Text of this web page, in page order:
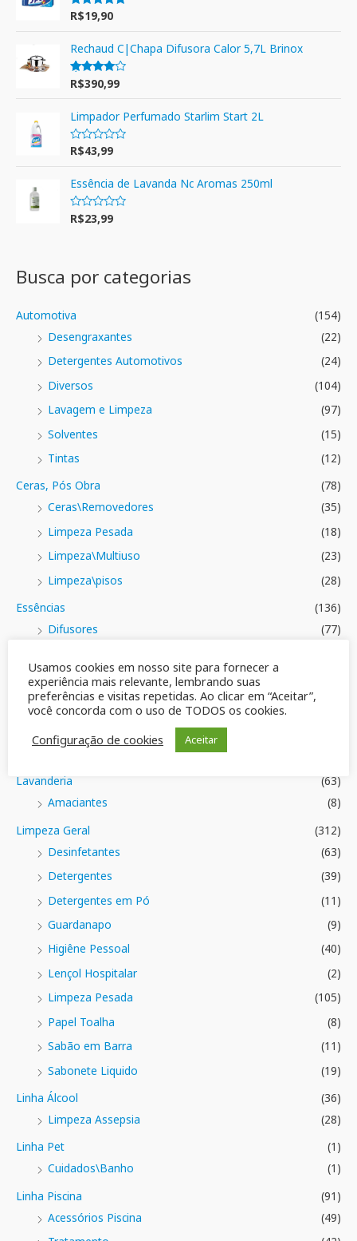
Avaliação
de 5
R$19,90
Rechaud C|Chapa Difusora Calor 5,7L Brinox
Avaliação
4.00
de 5
R$390,99
Limpador Perfumado Starlim Start 2L
A
l
i
a
ã
5
R$43,99
Essência de Lavanda Nc Aromas 250ml
A
ç
ã
d
5
R$23,99
Busca por categorias
Automotiva
(154)
Desengraxantes
(22)
Detergentes Automotivos
(24)
Diversos
(104)
Lavagem e Limpeza
(97)
Solventes
(15)
Tintas
(12)
Ceras, Pós Obra
(78)
Ceras\Removedores
(35)
Limpeza Pesada
(18)
Limpeza\Multiuso
(23)
Limpeza\pisos
(28)
Essências
(136)
Difusores
(77)
Frascos
Tampas e Válvulas
Lavanderia
(63)
Amaciantes
(8)
Limpeza Geral
(312)
Desinfetantes
(63)
Detergentes
(39)
Detergentes em Pó
(11)
Guardanapo
(9)
Higiêne Pessoal
(40)
Lençol Hospitalar
(2)
Limpeza Pesada
(105)
Papel Toalha
(8)
Sabão em Barra
(11)
Sabonete Liquido
(19)
Linha Álcool
(36)
Limpeza Assepsia
(28)
Linha Pet
(1)
Cuidados\Banho
(1)
Linha Piscina
(91)
Acessórios Piscina
(49)
Usamos cookies em nosso site para fornecer a
experiência mais relevante, lembrando suas
preferências e visitas repetidas. Ao clicar em “Aceitar”,
você concorda com o uso de TODOS os cookies.
Configuração de cookies
Aceitar